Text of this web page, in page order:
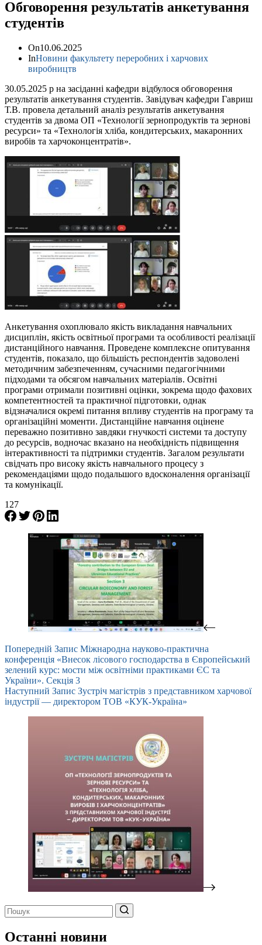
Обговорення результатів анкетування
студентів
On10.06.2025
InНовини факультету переробних і харчових
виробництв
30.05.2025 р на засіданні кафедри відбулося обговорення
результатів анкетування студентів. Завідувач кафедри Гавриш
Т.В. провела детальний аналіз результатів анкетування
студентів за двома ОП «Технології зернопродуктів та зернові
ресурси» та «Технологія хліба, кондитерських, макаронних
виробів та харчоконцентратів».
Анкетування охоплювало якість викладання навчальних
дисциплін, якість освітньої програми та особливості реалізації
дистанційного навчання. Проведене комплексне опитування
студентів, показало, що більшість респондентів задоволені
методичним забезпеченням, сучасними педагогічними
підходами та обсягом навчальних матеріалів. Освітні
програми отримали позитивні оцінки, зокрема щодо фахових
компетентностей та практичної підготовки, однак
відзначалися окремі питання впливу студентів на програму та
організаційні моменти. Дистанційне навчання оцінене
переважно позитивно завдяки гнучкості системи та доступу
до ресурсів, водночас вказано на необхідність підвищення
інтерактивності та підтримки студентів. Загалом результати
свідчать про високу якість навчального процесу з
рекомендаціями щодо подальшого вдосконалення організації
та комунікації.
127
Попередній Запис Міжнародна науково-практична
конференція «Внесок лісового господарства в Європейський
зелений курс: мости між освітніми практиками ЄС та
України». Секція 3
Наступний Запис Зустріч магістрів з представником харчової
індустрії — директором ТОВ «КУК-Україна»
результатів
Останні новини